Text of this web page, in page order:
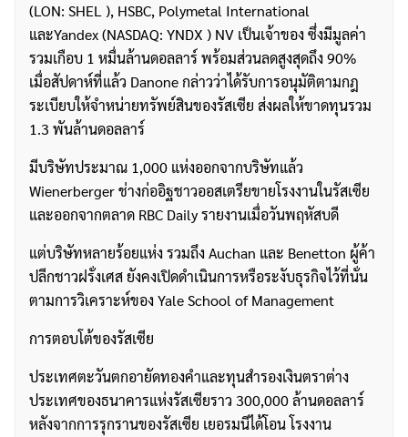
(LON: SHEL ), HSBC, Polymetal International
และYandex (NASDAQ: YNDX ) NV เป็นเจ้าของ ซึ่งมีมูลค่า
รวมเกือบ 1 หมื่นล้านดอลลาร์ พร้อมส่วนลดสูงสุดถึง 90%
เมื่อสัปดาห์ที่แล้ว Danone กล่าวว่าได้รับการอนุมัติตามกฎ
ระเบียบให้จำหน่ายทรัพย์สินของรัสเซีย ส่งผลให้ขาดทุนรวม
1.3 พันล้านดอลลาร์
มีบริษัทประมาณ 1,000 แห่งออกจากบริษัทแล้ว
Wienerberger ช่างก่ออิฐชาวออสเตรียขายโรงงานในรัสเซีย
และออกจากตลาด RBC Daily รายงานเมื่อวันพฤหัสบดี
แต่บริษัทหลายร้อยแห่ง รวมถึง Auchan และ Benetton ผู้ค้า
ปลีกชาวฝรั่งเศส ยังคงเปิดดำเนินการหรือระงับธุรกิจไว้ที่นั่น
ตามการวิเคราะห์ของ Yale School of Management
การตอบโต้ของรัสเซีย
ประเทศตะวันตกอายัดทองคำและทุนสำรองเงินตราต่าง
ประเทศของธนาคารแห่งรัสเซียราว 300,000 ล้านดอลลาร์
หลังจากการรุกรานของรัสเซีย เยอรมนีได้โอน โรงงาน